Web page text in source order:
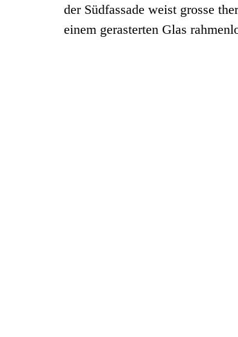
der Südfassade weist grosse
einem gerasterten Glas